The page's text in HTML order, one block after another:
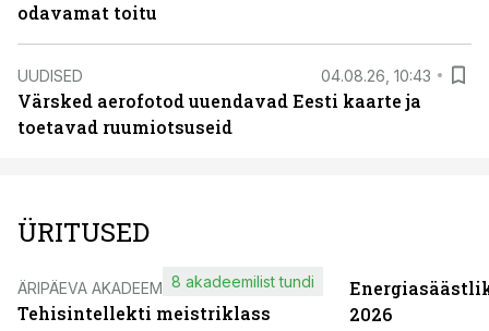
odavamat toitu
UUDISED 04.08.26, 10:43
Värsked aerofotod uuendavad Eesti kaarte ja
toetavad ruumiotsuseid
ÜRITUSED
ÄRIPÄEVA AKADEEMIA
Tehisintellekti meistriklass
8 akadeemilist tundi
2026